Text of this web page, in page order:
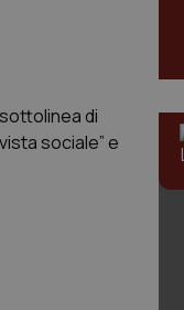
di
sociale” e